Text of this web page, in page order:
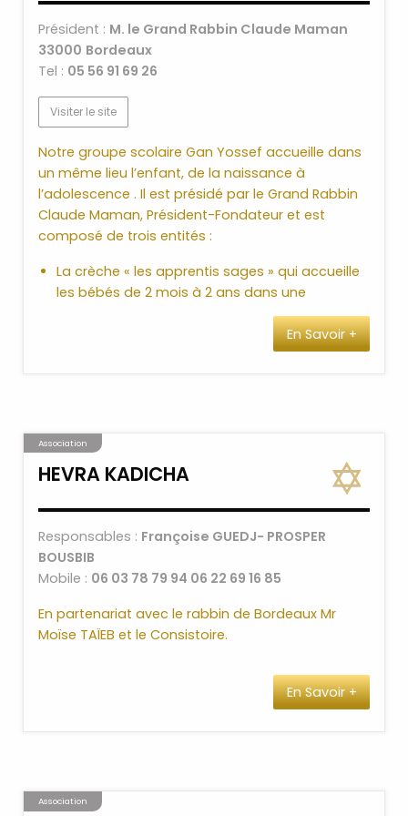
GALIMARKETpour accompagner l’évolution des
conditions de vie de la communauté juive de
BORDEAUX.
C’est une marque attentive à ses
consommateurs qui vise en permanence à
faciliter leurs achats de viande, à leur assurer
variété et qualité et permettre ainsi au plus grand
nombre d’observer aisément les règles de
cacherout, ciment de l’identité et des traditions
Horaires d’Ouverture :
Mardi, mercredi, jeudi : 8h30-19h00
Président : M. le Grand Rabbin Claude Maman
33000 Bordeaux
Tel : 05 56 91 69 26
Visiter le site
Notre groupe scolaire Gan Yossef accueille dans
un même lieu l’enfant, de la naissance à
l’adolescence . Il est présidé par le Grand Rabbin
Claude Maman, Président-Fondateur et est
composé de trois entités :
La crèche « les apprentis sages » qui accueille
les bébés de 2 mois à 2 ans dans une
ambiance chaleureuse et attentionnée
L’école maternelle et primaire Edmond J. Safra
qui est un établissement privé sous contrat
sous la Direction de Madame Katia Brisset
l’éducation nationale. Aussi, dès le plus jeune
des cours de Kodesh intensif sont proposés en
option afin d’approfondir les enseignements
juifs autour d’activités ludiques.
Le Collège Hammel, dernière partie de notre
cité scolaire est heureux d’accueillir les enfants
réduits permettant d’approfondir les
En Savoir +
Association
HEVRA KADICHA
Responsables : Françoise GUEDJ- PROSPER
BOUSBIB
Mobile : 06 03 78 79 94 06 22 69 16 85
En partenariat avec le rabbin de Bordeaux Mr
Moïse TAÏEB et le Consistoire.
En Savoir +
Association